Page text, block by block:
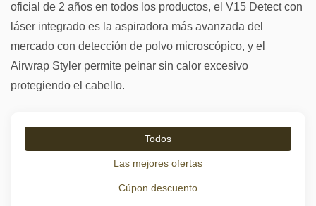
oficial de 2 años en todos los productos, el V15 Detect con
láser integrado es la aspiradora más avanzada del
mercado con detección de polvo microscópico, y el
Airwrap Styler permite peinar sin calor excesivo
protegiendo el cabello.
Todos
Las mejores ofertas
Cúpon descuento